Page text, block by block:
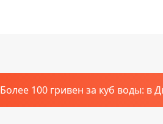
Более 100 гривен за куб воды: в